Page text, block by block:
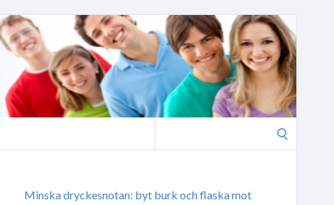
Minska dryckesnotan: byt burk och flaska mot